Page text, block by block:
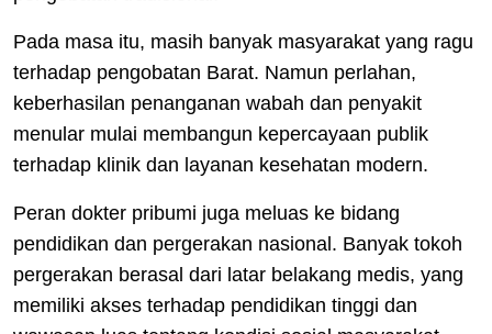
Pada masa itu, masih banyak masyarakat yang ragu
terhadap pengobatan Barat. Namun perlahan,
keberhasilan penanganan wabah dan penyakit
menular mulai membangun kepercayaan publik
terhadap klinik dan layanan kesehatan modern.
Peran dokter pribumi juga meluas ke bidang
pendidikan dan pergerakan nasional. Banyak tokoh
pergerakan berasal dari latar belakang medis, yang
memiliki akses terhadap pendidikan tinggi dan